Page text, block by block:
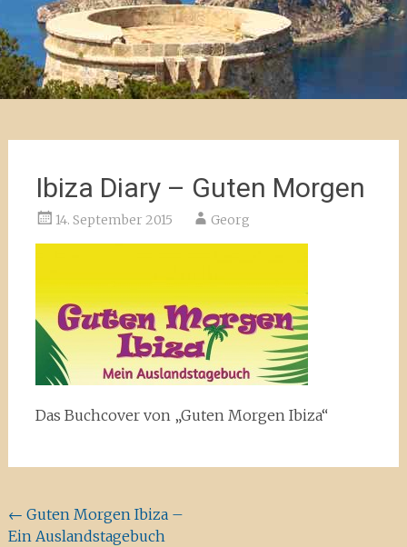
Ibiza Diary – Guten Morgen
14. September 2015 Georg
Das Buchcover von „Guten Morgen Ibiza“
Beitragsnavigation
← Guten Morgen Ibiza –
Ein Auslandstagebuch